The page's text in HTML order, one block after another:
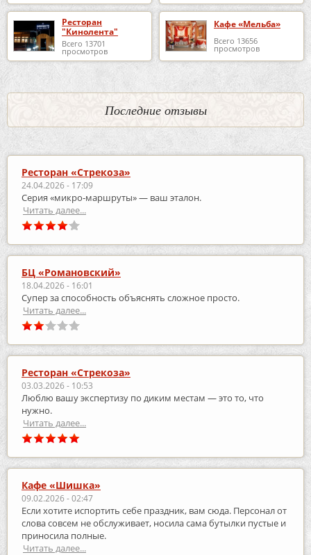
Ресторан
"Кинолента"
Всего 13701
просмотров
Кафе «Мельба»
Всего 13656
просмотров
Последние отзывы
Ресторан «Стрекоза»
24.04.2026 - 17:09
Серия «микро‑маршруты» — ваш эталон.
Читать далее...
БЦ «Романовский»
18.04.2026 - 16:01
Супер за способность объяснять сложное просто.
Читать далее...
Ресторан «Стрекоза»
03.03.2026 - 10:53
Люблю вашу экспертизу по диким местам — это то, что
нужно.
Читать далее...
Кафе «Шишка»
09.02.2026 - 02:47
Если хотите испортить себе праздник, вам сюда. Персонал от
слова совсем не обслуживает, носила сама бутылки пустые и
приносила полные.
Читать далее...